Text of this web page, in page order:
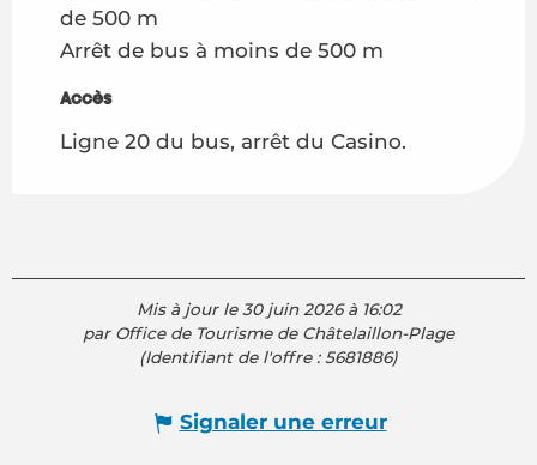
de 500 m
Arrêt de bus à moins de 500 m
Accès
Accès
Ligne 20 du bus, arrêt du Casino.
Mis à jour le 30 juin 2026 à 16:02
par Office de Tourisme de Châtelaillon-Plage
(Identifiant de l'offre :5681886)
Signaler une erreur